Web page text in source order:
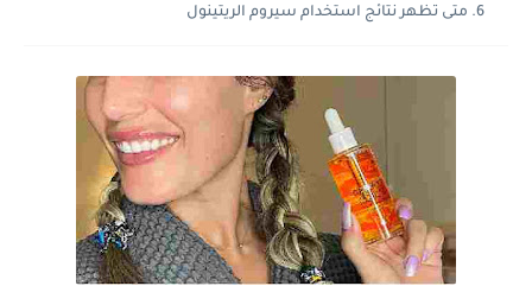
متى تظهر نتائج استخدام سيروم الريتينول